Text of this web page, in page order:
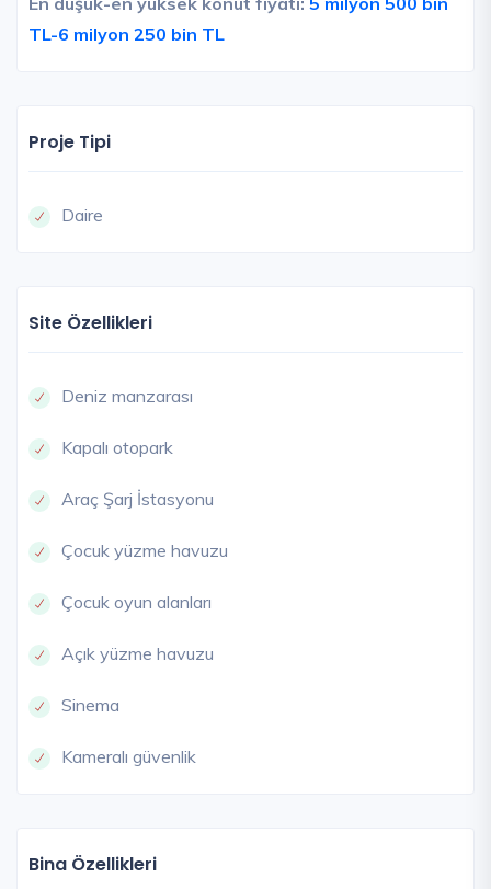
TL-6 milyon 250 bin TL
Proje Tipi
Daire
Site Özellikleri
Deniz manzarası
Kapalı otopark
Araç Şarj İstasyonu
Çocuk yüzme havuzu
Çocuk oyun alanları
Açık yüzme havuzu
Sinema
Kameralı güvenlik
Bina Özellikleri